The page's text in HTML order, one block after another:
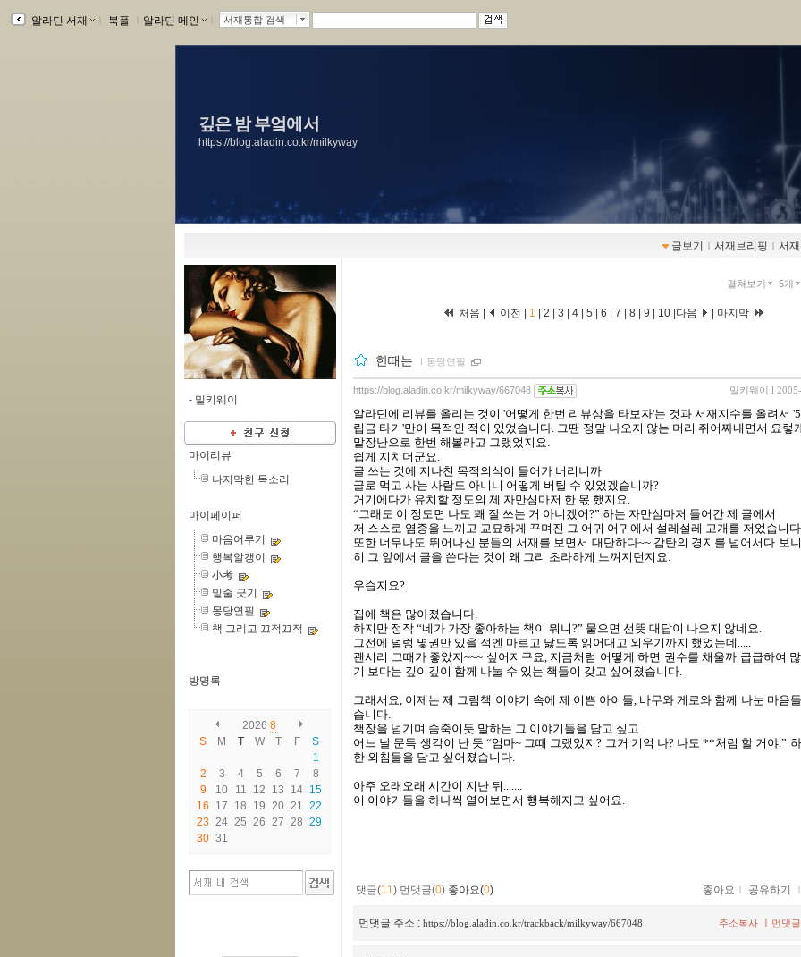
알라딘 서재 북플 알라딘 메인 서재통합 검색
깊은 밤 부엌에서
https://blog.aladin.co.kr/milkyway
글보기 ｌ 서재브리핑 ｌ 서재
- 밀키웨이
마이리뷰
나지막한 목소리
마이페이퍼
마음어루기
행복알갱이
小考
밑줄 긋기
몽당연필
책 그리고 끄적끄적
방명록
2026 8
S
M T W T F
S
1
2
3 4 5 6 7
8
9
10 11 12 13 14 15
16
17 18 19 20 21 22
23 24 25 26 27 28 29
30 31
펼쳐보기 5개
처음 | 이전 | 1 2 3 4 5 6 7 8 9 10 다음 마지막
한때는 ｌ 몽당연필
밀키웨이 l
https://blog.aladin.co.kr/milkyway/667048
알라딘에 리뷰를 올리는 것이 '어떻게 한번 리뷰상을 타보자'는 것과 서재지수를 올려서
립금 타기'만이 목적인 적이 있었습니다. 그땐 정말 나오지 않는 머리 쥐어짜내면서 요렇
말장난으로 한번 해볼라고 그랬었지요.
쉽게 지치더군요.
글 쓰는 것에 지나친 목적의식이 들어가 버리니까
글로 먹고 사는 사람도 아니니 어떻게 버틸 수 있었겠습니까?
거기에다가 유치할 정도의 제 자만심마저 한 몫 했지요.
“그래도 이 정도면 나도 꽤 잘 쓰는 거 아니겠어?” 하는 자만심마저 들어간 제 글에서
저 스스로 염증을 느끼고 교묘하게 꾸며진 그 어귀 어귀에서 설레설레 고개를 저었습니
또한 너무나도 뛰어나신 분들의 서재를 보면서 대단하다~~ 감탄의 경지를 넘어서다 보
히 그 앞에서 글을 쓴다는 것이 왜 그리 초라하게 느껴지던지요.
우습지요?
집에 책은 많아졌습니다.
하지만 정작 “네가 가장 좋아하는 책이 뭐니?” 물으면 선뜻 대답이 나오지 않네요.
그전에 덜렁 몇권만 있을 적엔 마르고 닳도록 읽어대고 외우기까지 했었는데.....
괜시리 그때가 좋았지~~~ 싶어지구요, 지금처럼 어떻게 하면 권수를 채울까 급급하여
기 보다는 깊이깊이 함께 나눌 수 있는 책들이 갖고 싶어졌습니다.
그래서요, 이제는 제 그림책 이야기 속에 제 이쁜 아이들, 바무와 게로와 함께 나눈 마음
습니다.
책장을 넘기며 숨죽이듯 말하는 그 이야기들을 담고 싶고
어느 날 문득 생각이 난 듯 “엄마~ 그때 그랬었지? 그거 기억 나? 나도 **처럼 할 거야.”
한 외침들을 담고 싶어졌습니다.
아주 오래오래 시간이 지난 뒤.......
이 이야기들을 하나씩 열어보면서 행복해지고 싶어요.
댓글(11) 먼댓글(0) 좋아요(0) 좋아요 ｌ 공유하기 ｌ
먼댓글 주소 : https://blog.aladin.co.kr/trackback/milkyway/667048 먼댓
주소복사